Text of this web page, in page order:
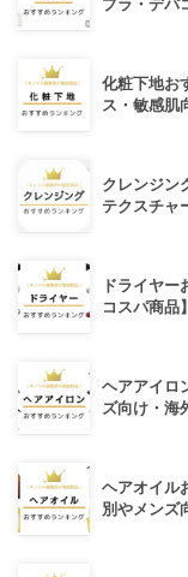
プラ・デパ
化粧下地お
ス・敏感肌
クレンジン
テクスチャ
ドライヤー
コスパ商品】
ヘアアイロ
ズ向け・海
ヘアオイル
別やメンズ